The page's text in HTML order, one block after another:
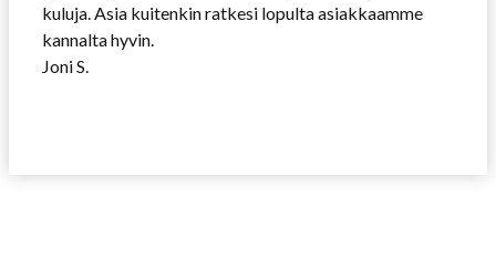
kuluja. Asia kuitenkin ratkesi lopulta asiakkaamme
kannalta hyvin.
Joni S.